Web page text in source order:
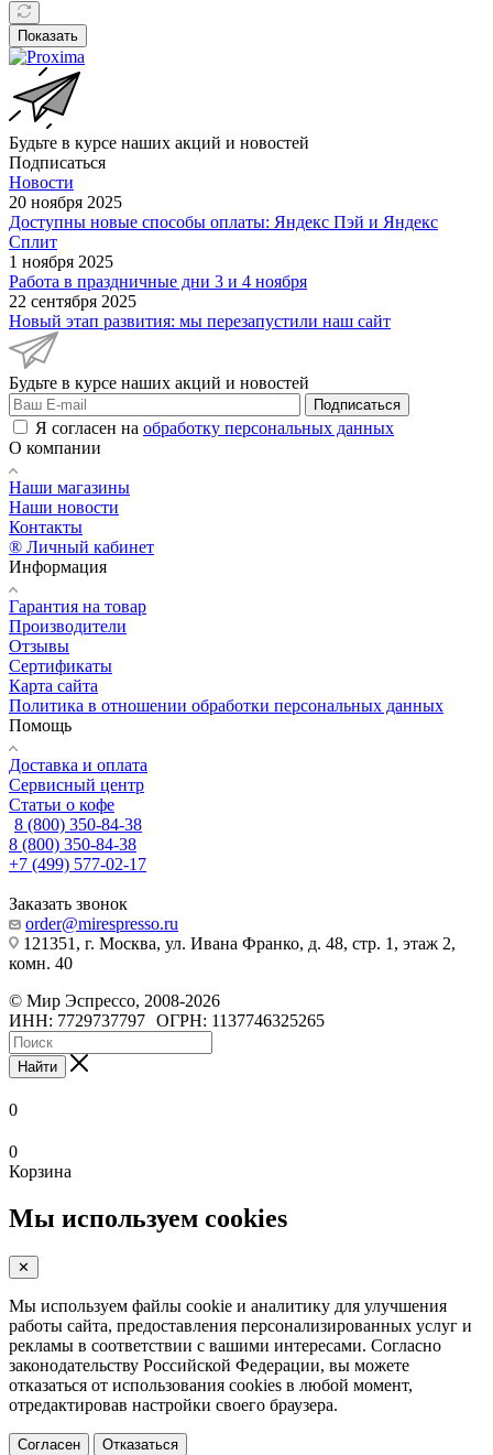
Показать
Будьте в курсе наших акций и новостей
Подписаться
Новости
20 ноября 2025
Доступны новые способы оплаты: Яндекс Пэй и Яндекс
Сплит
1 ноября 2025
Работа в праздничные дни 3 и 4 ноября
22 сентября 2025
Новый этап развития: мы перезапустили наш сайт
Будьте в курсе наших акций и новостей
Подписаться
Я согласен на обработку персональных данных
О компании
Наши магазины
Наши новости
Контакты
® Личный кабинет
Информация
Гарантия на товар
Производители
Отзывы
Сертификаты
Карта сайта
Политика в отношении обработки персональных данных
Помощь
Доставка и оплата
Сервисный центр
Статьи о кофе
8 (800) 350-84-38
8 (800) 350-84-38
+7 (499) 577-02-17
Заказать звонок
order@mirespresso.ru
121351, г. Москва, ул. Ивана Франко, д. 48, стр. 1, этаж 2,
комн. 40
© Мир Эспрессо, 2008-2026
ИНН: 7729737797 ОГРН: 1137746325265
Найти
0
0
Корзина
Мы используем cookies
✕
Мы используем файлы cookie и аналитику для улучшения
работы сайта, предоставления персонализированных услуг и
рекламы в соответствии с вашими интересами. Согласно
законодательству Российской Федерации, вы можете
отказаться от использования cookies в любой момент,
отредактировав настройки своего браузера.
Согласен Отказаться